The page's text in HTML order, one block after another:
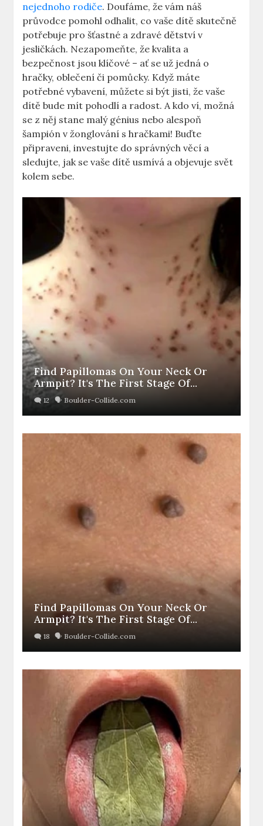
nejednoho rodiče. Doufáme, že vám náš
průvodce pomohl odhalit, co vaše dítě skutečně
potřebuje pro šťastné a zdravé dětství v
jesličkách. Nezapomeňte, že kvalita a
bezpečnost jsou klíčové – ať se už jedná o
hračky, oblečení či pomůcky. Když máte
potřebné vybavení, můžete si být jisti, že vaše
dítě bude mít pohodlí a radost. A kdo ví, možná
se z něj stane malý génius nebo alespoň
šampión v žonglování s hračkami! Buďte
připraveni, investujte do správných věcí a
sledujte, jak se vaše dítě usmívá a objevuje svět
kolem sebe.
Find Papillomas On Your Neck Or
Armpit? It's The First Stage Of...
Find Papillomas On Your Neck Or
Armpit? It's The First Stage Of...